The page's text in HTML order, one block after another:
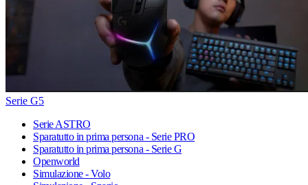
Serie G5
Serie ASTRO
Sparatutto in prima persona - Serie PRO
Sparatutto in prima persona - Serie G
Openworld
Simulazione - Volo